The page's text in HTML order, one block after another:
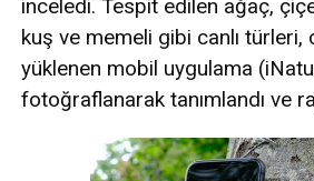
inceledi. Tespit edilen ağaç,
kuş ve memeli gibi canlı türleri,
yüklenen mobil uygulama
fotoğraflanarak tanımlandı ve